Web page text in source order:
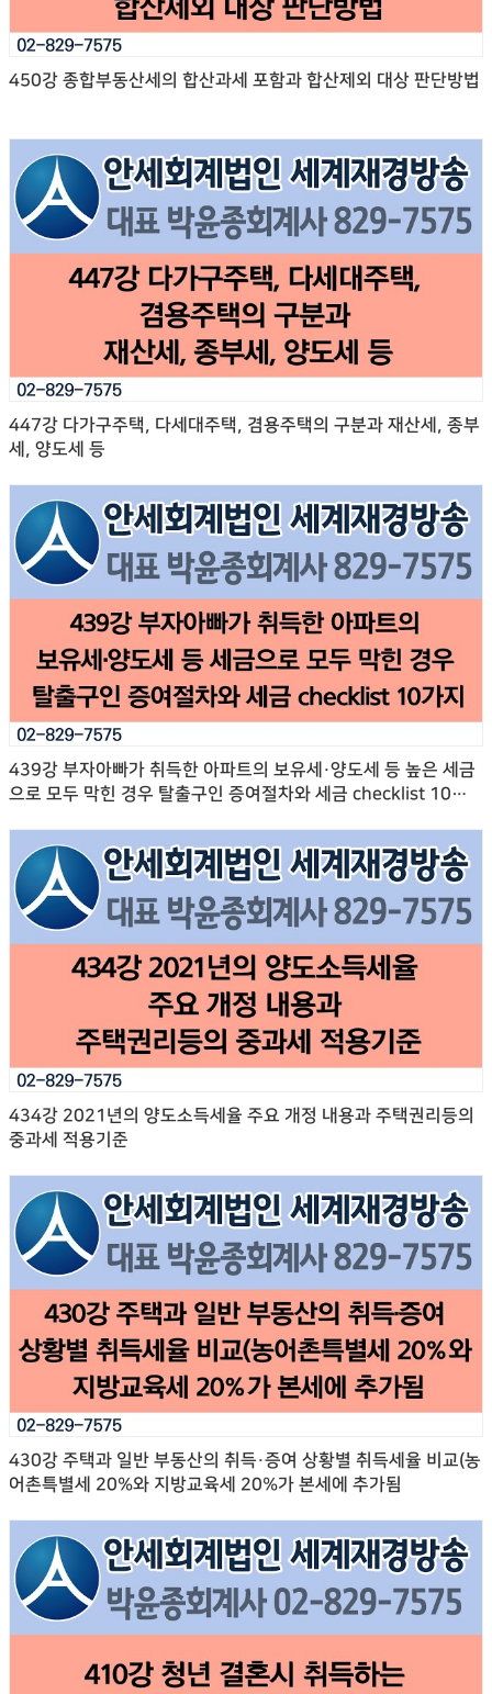
450강 종합부동산세의 합산과세 포함과 합산제외 대상 판단방법
447강 다가구주택, 다세대주택, 겸용주택의 구분과 재산세, 종부
세, 양도세 등
439강 부자아빠가 취득한 아파트의 보유세·양도세 등 높은 세금
으로 모두 막힌 경우 탈출구인 증여절차와 세금 checklist 10가
434강 2021년의 양도소득세율 주요 개정 내용과 주택권리등의
중과세 적용기준
430강 주택과 일반 부동산의 취득·증여 상황별 취득세율 비교(농
어촌특별세 20%와 지방교육세 20%가 본세에 추가됨